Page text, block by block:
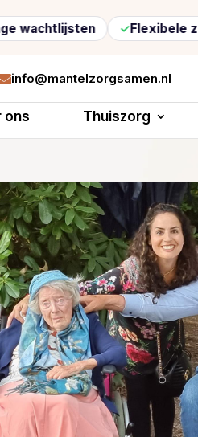
Flexibele zorg op maat
info@mantelzorgsamen.nl
ons Thuiszorg